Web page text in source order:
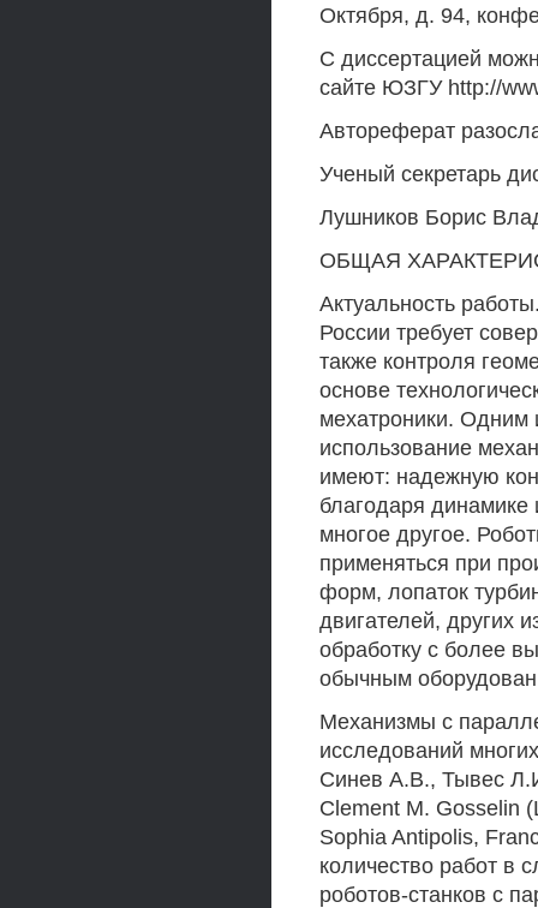
Октября, д. 94,
С диссертацией
сайте ЮЗГУ http://
Автореферат
Ученый секретарь
Лушников Борис
ОБЩАЯ
Актуальность
России требует
также контроля
основе
мехатроники. Одним
использование
имеют: надежную
благодаря динамике
многое другое.
применяться при
форм, лопаток
двигателей, других
обработку с более
обычным
Механизмы с
исследований
Синев А.В., Тывес
Clement М. Gosselin
Sophia Antipolis,
количество работ в
роботов-станков с